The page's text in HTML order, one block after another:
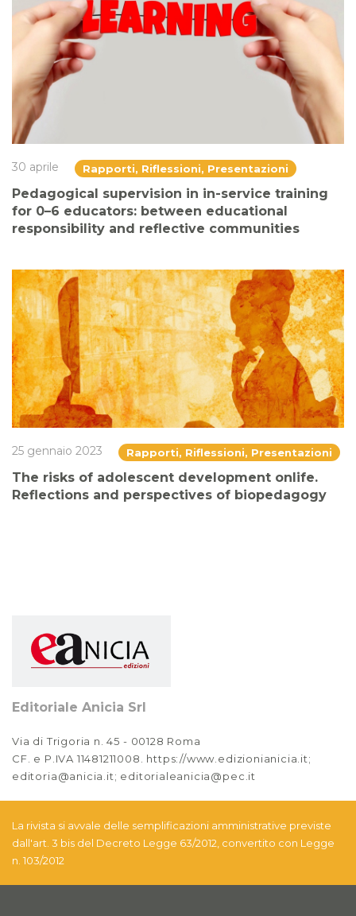
30 aprile Rapporti, Riflessioni, Presentazioni
Pedagogical supervision in in-service training
for 0–6 educators: between educational
responsibility and reflective communities
25 gennaio 2023 Rapporti, Riflessioni, Presentazioni
The risks of adolescent development onlife.
Reflections and perspectives of biopedagogy
Editoriale Anicia Srl
Via di Trigoria n. 45 - 00128 Roma
CF. e P.IVA 11481211008. https://www.edizionianicia.it;
editoria@anicia.it; editorialeanicia@pec.it
La rivista si avvale delle semplificazioni amministrative previste
dall'art. 3 bis del Decreto Legge 63/2012, convertito con Legge
n. 103/2012